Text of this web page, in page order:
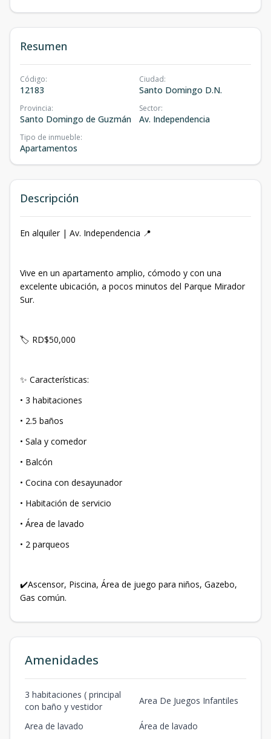
Resumen
Código:
12183
Ciudad:
Santo Domingo D.N.
Provincia:
Santo Domingo de Guzmán
Sector:
Av. Independencia
Tipo de inmueble:
Apartamentos
Descripción
En alquiler | Av. Independencia 📍
Vive en un apartamento amplio, cómodo y con una
excelente ubicación, a pocos minutos del Parque Mirador
Sur.
🏷️ RD$50,000
✨ Características:
• 3 habitaciones
• 2.5 baños
• Sala y comedor
• Balcón
• Cocina con desayunador
• Habitación de servicio
• Área de lavado
• 2 parqueos
✔️Ascensor, Piscina, Área de juego para niños, Gazebo,
Gas común.
Amenidades
3 habitaciones ( principal
con baño y vestidor
Area De Juegos Infantiles
Area de lavado
Área de lavado